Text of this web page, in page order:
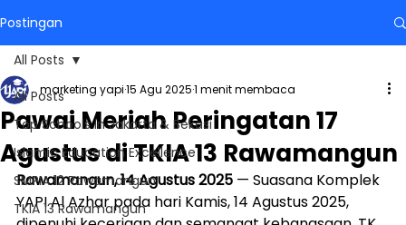
Postingan
All Posts
Top Schools in Jakarta & Bekasi
Islamic Education Excellence
SMPIA 12 Rawamangun
TKIA 13 Rawamangun
All Posts
Pawai Meriah Peringatan 17
Agustus di TKIA 13 Rawamangun
marketing yapi15 Agu 20251 menit membaca
Rawamangun, 14 Agustus 2025 — Suasana Komplek
YAPI Al Azhar pada hari Kamis, 14 Agustus 2025,